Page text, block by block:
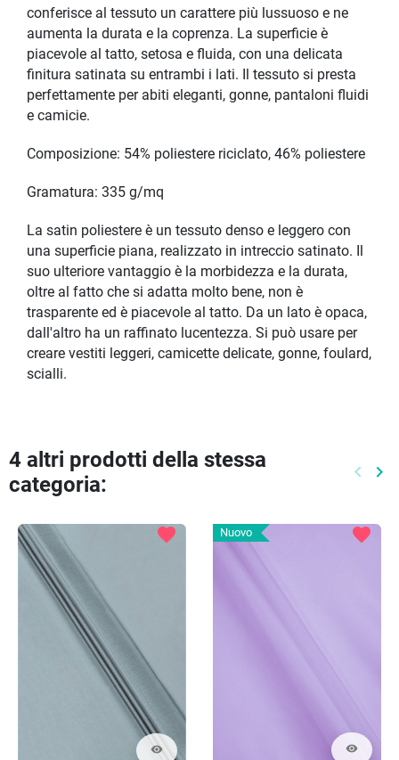
conferisce al tessuto un carattere più lussuoso e ne
aumenta la durata e la coprenza. La superficie è
piacevole al tatto, setosa e fluida, con una delicata
finitura satinata su entrambi i lati. Il tessuto si presta
perfettamente per abiti eleganti, gonne, pantaloni fluidi
e camicie.
Composizione: 54% poliestere riciclato, 46% poliestere
Gramatura: 335 g/mq
La satin poliestere è un tessuto denso e leggero con
una superficie piana, realizzato in intreccio satinato. Il
suo ulteriore vantaggio è la morbidezza e la durata,
oltre al fatto che si adatta molto bene, non è
trasparente ed è piacevole al tatto. Da un lato è opaca,
dall'altro ha un raffinato lucentezza. Si può usare per
creare vestiti leggeri, camicette delicate, gonne, foulard,
scialli.
4 altri prodotti della stessa
categoria:
keyboard_arrow_left keyboard_arrow_right
visibility
favorite Nuovo
visibility
favorite